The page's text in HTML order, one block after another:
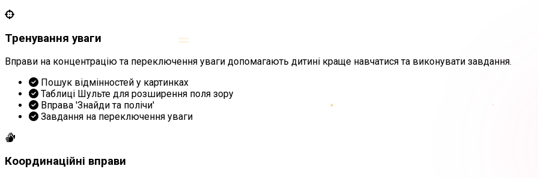
=
Тренування уваги
Вправи на концентрацію та переключення уваги допомагають дитині краще навчатися та виконувати завдання.
Пошук відмінностей у картинках
Таблиці Шульте для розширення поля зору
Вправа 'Знайди та полічи'
Завдання на переключення уваги
Координаційні вправи